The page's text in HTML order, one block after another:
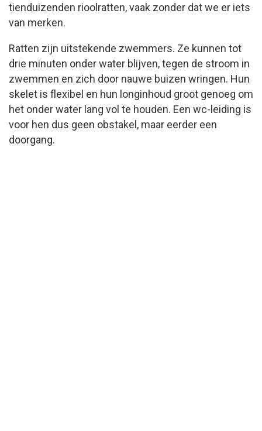
tienduizenden rioolratten, vaak zonder dat we er iets
van merken.
Ratten zijn uitstekende zwemmers. Ze kunnen tot
drie minuten onder water blijven, tegen de stroom in
zwemmen en zich door nauwe buizen wringen. Hun
skelet is flexibel en hun longinhoud groot genoeg om
het onder water lang vol te houden. Een wc-leiding is
voor hen dus geen obstakel, maar eerder een
doorgang.